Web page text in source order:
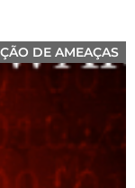
DE AMEAÇAS